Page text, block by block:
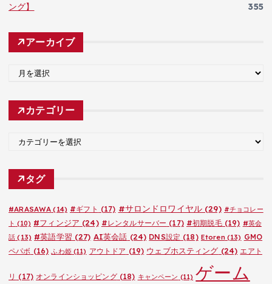
ング】
355
アーカイブ
カ
カテゴリー
ゴ
タグ
#ARASAWA (14) #ギフト (17) #サロンドロワイヤル(29) #チョコレー
ト (10) #フィンジア (24) #レンタルサーバー (17) #初期脱毛(19) #英会
話 (13) #英語学習 (27) AI英会話 (24) DNS設定 (18) Etoren(13) GMO
ペパボ (16) ふわ姫(11) アウトドア (19) ウェブホスティング (24) エアト
リ (17) オンラインショッピング(18) キャンペーン (11) ゲーム